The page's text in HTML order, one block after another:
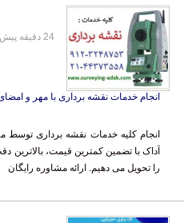
انجام خدمات نقشه برداری با مهر و
انجام کلیه خدمات نقشه برداری توسط
آداک با تضمین کمترین قیمت، بالاترین
را تحویل می دهیم. ارائه مشاوره رایگان
24 دقیقه پیش